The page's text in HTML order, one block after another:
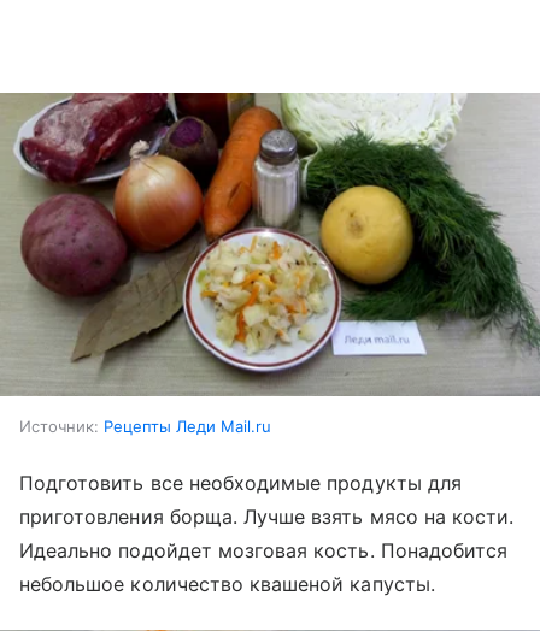
Источник: Рецепты Леди Mail.ru
Подготовить все необходимые продукты для
приготовления борща. Лучше взять мясо на кости.
Идеально подойдет мозговая кость. Понадобится
небольшое количество квашеной капусты.